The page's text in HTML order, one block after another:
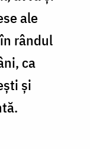
ale
rândul
ca
şi